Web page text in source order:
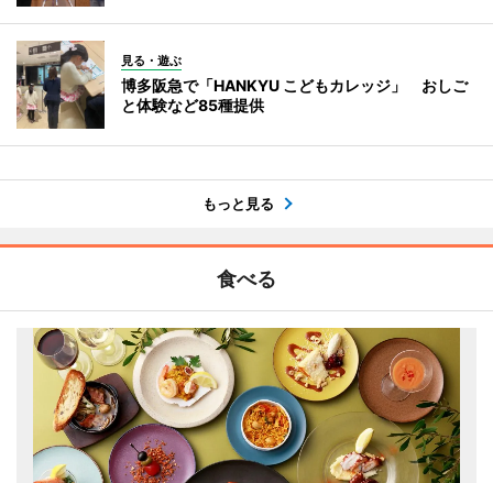
見る・遊ぶ
博多阪急で「HANKYU こどもカレッジ」 おしご
と体験など85種提供
もっと見る
食べる